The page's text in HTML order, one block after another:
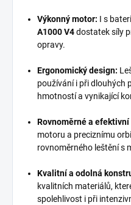
Výkonný motor: I s
A1000 V4dostatek síly
opravy.
Ergonomický design:
používání i při dlouhých
hmotností a vynikající
Rovnoměrné a
motoru a preciznímu
rovnoměrného leštění s
Kvalitní a odolná
kvalitních materiálů,
spolehlivost i při